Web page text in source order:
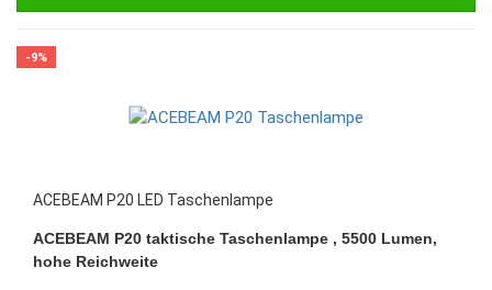
-9%
ACEBEAM P20 LED Taschenlampe
ACEBEAM P20 taktische Taschenlampe , 5500 Lumen,
hohe Reichweite